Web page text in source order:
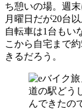
ち憩いの場。週
月曜日だが20台
自転車は1台もい
こから自宅まで
きるだろう。
道の駅どう
んできたの